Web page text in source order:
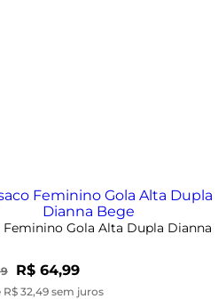
Feminino Gola Alta Dupla Dianna
R$ 64,99
R$ 32,49 sem juros